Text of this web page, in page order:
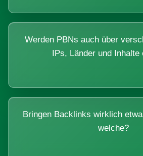
Werden PBNs auch über
IPs, Länder und Inhalte
Bringen Backlinks wirklich
welche?